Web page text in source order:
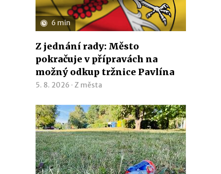
6 min
Z jednání rady: Město
pokračuje v přípravách na
možný odkup tržnice Pavlína
5. 8. 2026 · Z města